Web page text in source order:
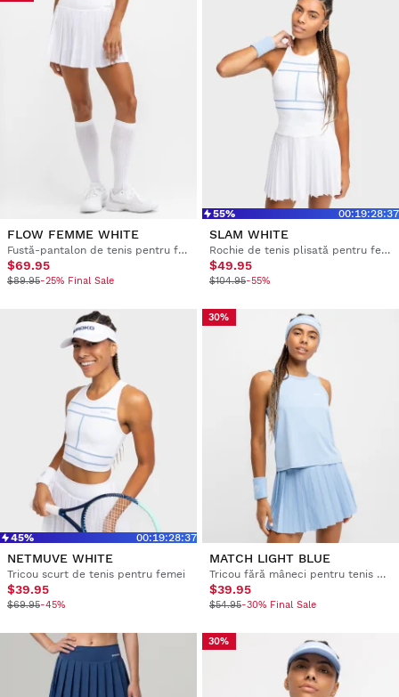
FLOW FEMME WHITE
Fustă-pantalon de tenis pentru femei, cu talie înaltă
$69.95
$89.95-25% Final Sale
55% 00:19:28:36
SLAM WHITE
Rochie de tenis plisată pentru femei
$49.95
$104.95-55%
45% 00:19:28:36
NETMUVE WHITE
Tricou scurt de tenis pentru femei
$39.95
$69.95-45%
30%
MATCH LIGHT BLUE
Tricou fără mâneci pentru tenis pentru femei
$39.95
$54.95-30% Final Sale
30%